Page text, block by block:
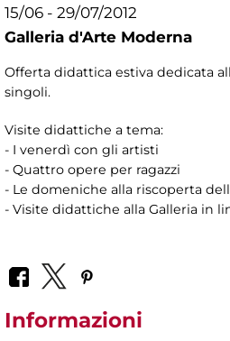
15/06 - 29/07/2012
Galleria d'Arte Moderna
Offerta didattica estiva dedicata
singoli.
Visite didattiche a tema:
- I venerdì con gli artisti
- Quattro opere per ragazzi
- Le domeniche alla riscoperta
- Visite didattiche alla Galleria in
Informazioni